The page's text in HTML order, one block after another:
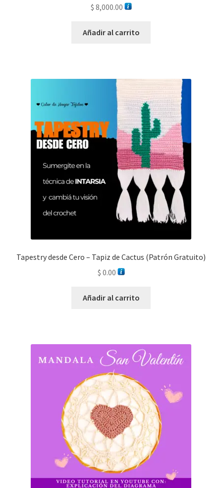
$ 8,000.00
Añadir al carrito
Tapestry desde Cero – Tapiz de Cactus (Patrón Gratuito)
$ 0.00
Añadir al carrito